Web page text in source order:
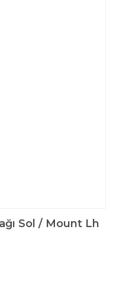
Sol / Mount Lh